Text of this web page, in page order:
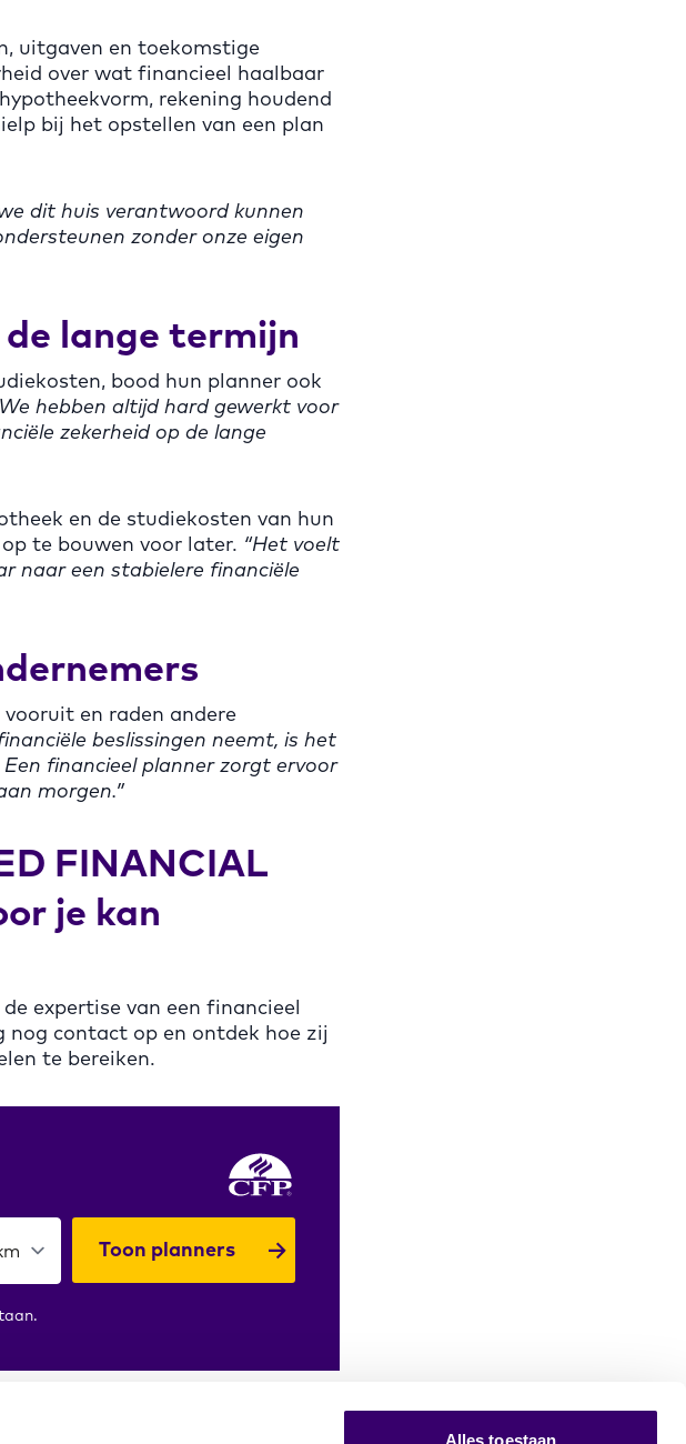
Alles toestaan
uitgaven en toekomstige
over wat financieel haalbaar
rekening houdend
bij het opstellen van een plan
dit huis verantwoord kunnen
zonder onze eigen
lange termijn
bood hun planner ook
hebben altijd hard gewerkt voor
zekerheid op de lange
en de studiekosten van hun
te bouwen voor later. “Het voelt
naar een stabielere financiële
en raden andere
beslissingen neemt, is het
financieel planner zorgt ervoor
morgen.”
FINANCIAL
je kan
expertise van een financieel
nog contact op en ontdek hoe zij
te bereiken.
Toon planners